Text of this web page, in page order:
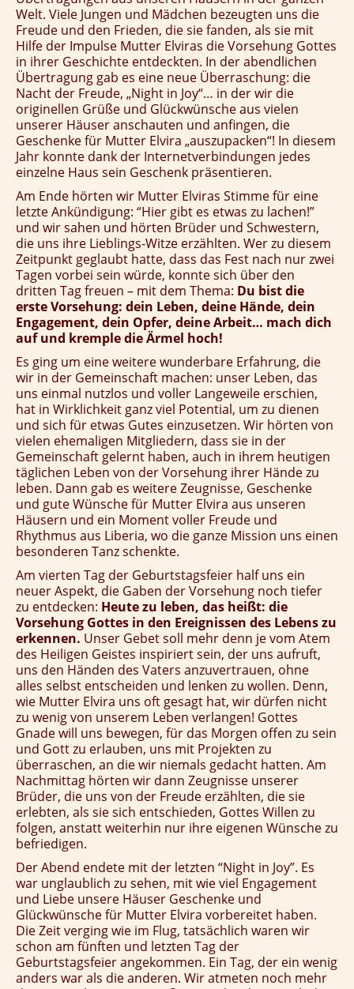
Welt. Viele Jungen und Mädchen bezeugten uns die
Freude und den Frieden, die sie fanden, als sie mit
Hilfe der Impulse Mutter Elviras die Vorsehung Gottes
in ihrer Geschichte entdeckten. In der abendlichen
Übertragung gab es eine neue Überraschung: die
Nacht der Freude, „Night in Joy“… in der wir die
originellen Grüße und Glückwünsche aus vielen
unserer Häuser anschauten und anfingen, die
Geschenke für Mutter Elvira „auszupacken“! In diesem
Jahr konnte dank der Internetverbindungen jedes
einzelne Haus sein Geschenk präsentieren.
Am Ende hörten wir Mutter Elviras Stimme für eine
letzte Ankündigung: “Hier gibt es etwas zu lachen!”
und wir sahen und hörten Brüder und Schwestern,
die uns ihre Lieblings-Witze erzählten. Wer zu diesem
Zeitpunkt geglaubt hatte, dass das Fest nach nur zwei
Tagen vorbei sein würde, konnte sich über den
dritten Tag freuen – mit dem Thema: Du bist die
erste Vorsehung: dein Leben, deine Hände, dein
Engagement, dein Opfer, deine Arbeit… mach dich
auf und kremple die Ärmel hoch!
Es ging um eine weitere wunderbare Erfahrung, die
wir in der Gemeinschaft machen: unser Leben, das
uns einmal nutzlos und voller Langeweile erschien,
hat in Wirklichkeit ganz viel Potential, um zu dienen
und sich für etwas Gutes einzusetzen. Wir hörten von
vielen ehemaligen Mitgliedern, dass sie in der
Gemeinschaft gelernt haben, auch in ihrem heutigen
täglichen Leben von der Vorsehung ihrer Hände zu
leben. Dann gab es weitere Zeugnisse, Geschenke
und gute Wünsche für Mutter Elvira aus unseren
Häusern und ein Moment voller Freude und
Rhythmus aus Liberia, wo die ganze Mission uns einen
besonderen Tanz schenkte.
Am vierten Tag der Geburtstagsfeier half uns ein
neuer Aspekt, die Gaben der Vorsehung noch tiefer
zu entdecken: Heute zu leben, das heißt: die
Vorsehung Gottes in den Ereignissen des Lebens zu
erkennen. Unser Gebet soll mehr denn je vom Atem
des Heiligen Geistes inspiriert sein, der uns aufruft,
uns den Händen des Vaters anzuvertrauen, ohne
alles selbst entscheiden und lenken zu wollen. Denn,
wie Mutter Elvira uns oft gesagt hat, wir dürfen nicht
zu wenig von unserem Leben verlangen! Gottes
Gnade will uns bewegen, für das Morgen offen zu sein
und Gott zu erlauben, uns mit Projekten zu
überraschen, an die wir niemals gedacht hatten. Am
Nachmittag hörten wir dann Zeugnisse unserer
Brüder, die uns von der Freude erzählten, die sie
erlebten, als sie sich entschieden, Gottes Willen zu
folgen, anstatt weiterhin nur ihre eigenen Wünsche zu
befriedigen.
Der Abend endete mit der letzten “Night in Joy”. Es
war unglaublich zu sehen, mit wie viel Engagement
und Liebe unsere Häuser Geschenke und
Glückwünsche für Mutter Elvira vorbereitet haben.
Die Zeit verging wie im Flug, tatsächlich waren wir
schon am fünften und letzten Tag der
Geburtstagsfeier angekommen. Ein Tag, der ein wenig
anders war als die anderen. Wir atmeten noch mehr